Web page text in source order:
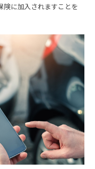
険に加入されますことを